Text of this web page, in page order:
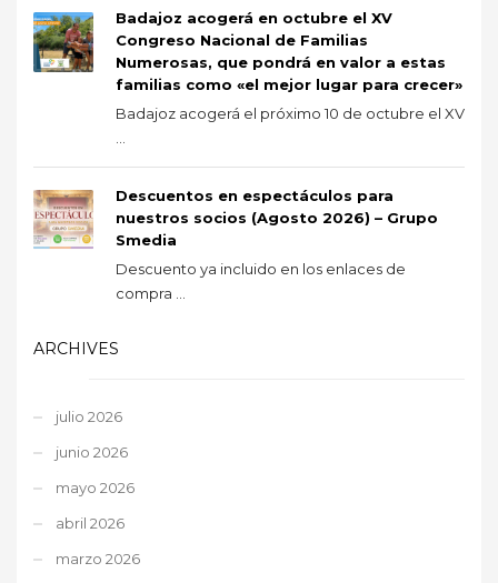
Badajoz acogerá en octubre el XV
Congreso Nacional de Familias
Numerosas, que pondrá en valor a estas
familias como «el mejor lugar para crecer»
Badajoz acogerá el próximo 10 de octubre el XV
Descuentos en espectáculos para
nuestros socios (Agosto 2026) – Grupo
Smedia
Descuento ya incluido en los enlaces de
compra ...
ARCHIVES
julio 2026
junio 2026
mayo 2026
abril 2026
marzo 2026